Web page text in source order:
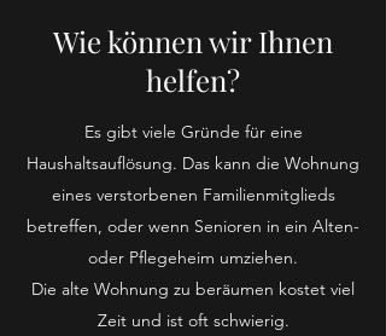
Wie können wir Ihnen
helfen?
Es gibt viele Gründe für eine
Haushaltsauflösung. Das kann die Wohnung
eines verstorbenen Familienmitglieds
betreffen, oder wenn Senioren in ein Alten-
oder Pflegeheim umziehen.
Die alte Wohnung zu beräumen kostet viel
Zeit und ist oft schwierig.